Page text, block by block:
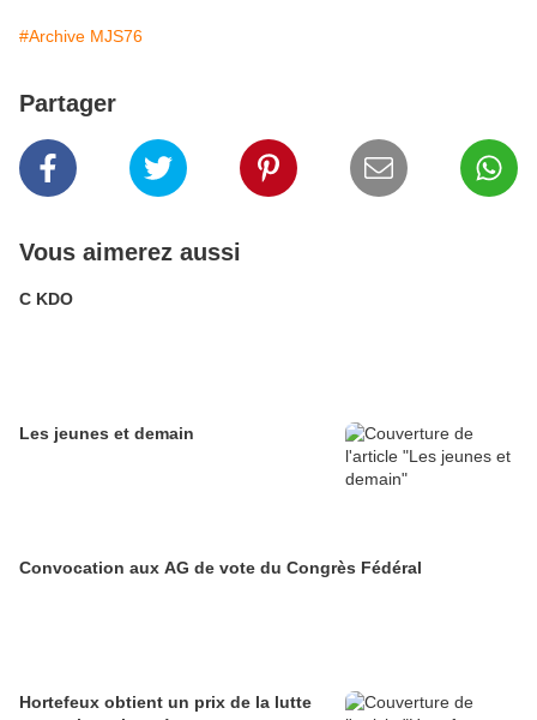
#Archive MJS76
Partager
Vous aimerez aussi
C KDO
Les jeunes et demain
Convocation aux AG de vote du Congrès Fédéral
Hortefeux obtient un prix de la lutte